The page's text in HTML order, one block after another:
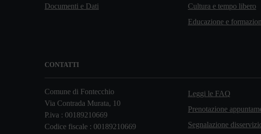
Documenti e Dati
Cultura e tempo libero
Educazione e
CONTATTI
Comune di Fontecchio
Via Contrada Murata, 10
P.iva : 00189210669
Codice fiscale : 00189210669
Leggi le FAQ
Prenotazione
Segnalazione